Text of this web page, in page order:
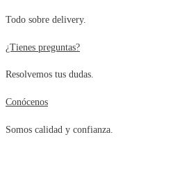
Todo sobre delivery.
¿Tienes preguntas?
Resolvemos tus dudas.
Conócenos
Somos calidad y confianza.